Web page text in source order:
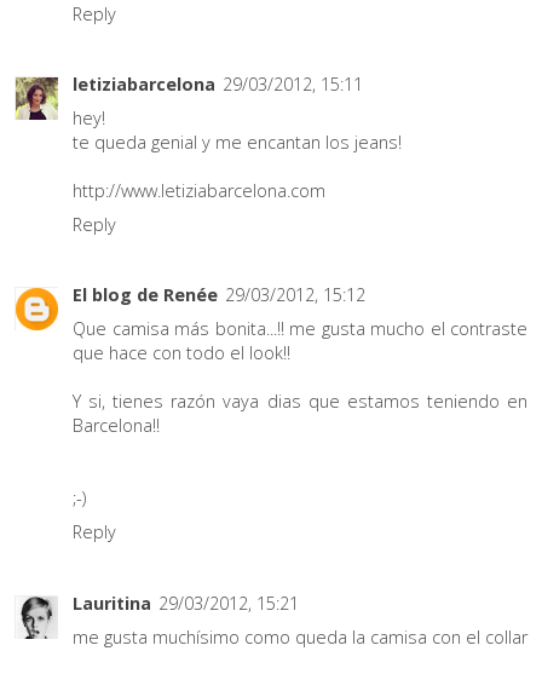
Reply
letiziabarcelona 29/03/2012, 15:11
hey!
te queda genial y me encantan los jeans!
http://www.letiziabarcelona.com
Reply
El blog de Renée 29/03/2012, 15:12
Que camisa más bonita...!! me gusta mucho el contraste
que hace con todo el look!!
Y si, tienes razón vaya dias que estamos teniendo en
Barcelona!!
;-)
Reply
Lauritina 29/03/2012, 15:21
me gusta muchísimo como queda la camisa con el collar